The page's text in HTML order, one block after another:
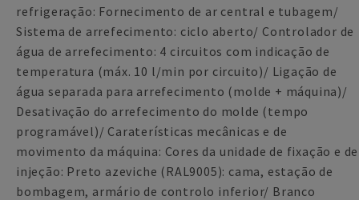
refrigeração: Fornecimento de ar central e tubagem/
Sistema de arrefecimento: ciclo aberto/ Controlador de
água de arrefecimento: 4 circuitos com indicação de
temperatura (máx. 10 l/min por circuito)/ Ligação de
água separada para arrefecimento (molde + máquina)/
Desativação do arrefecimento do molde (tempo
programável)/ Caraterísticas mecânicas e de
movimento da máquina: Cores da unidade de fixação e de
injeção: Preto azeviche (RAL9005): cama, estação de
bombagem, armário de controlo inferior/ Branco